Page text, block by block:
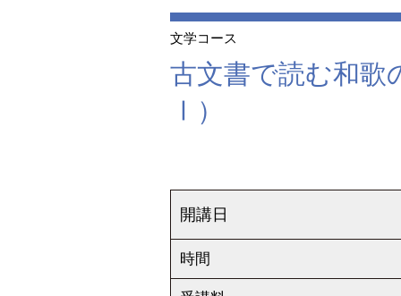
文学コース
古文書で読む和
Ⅰ）
開講日
時間